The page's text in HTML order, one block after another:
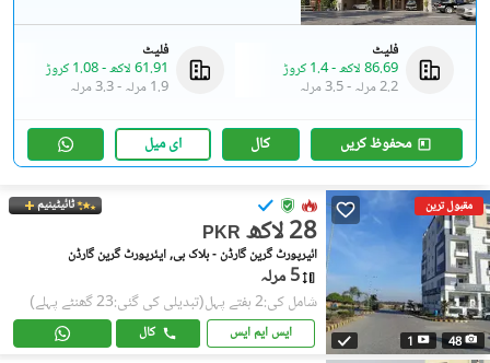
فلیٹ
86.69 لاکھ
-1.4 کروڑ
2.2 مرلہ
-3.5 مرلہ
فلیٹ
61.91 لاکھ
-1.08 کروڑ
1.9 مرلہ
-3.3 مرلہ
محفوظ کریں کال ای میل
مقبول ترین
48
1
ٹائیٹینیم
PKR 28 لاکھ
ائیرپورٹ گرین گارڈن - بلاک بی, ایئرپورٹ گرین گارڈن
5 مرلہ
شامل کی:2 ہفتے پہل (تبدیلی کی گئی:23 گھنٹے پہلے)
ایس ایم ایس کال